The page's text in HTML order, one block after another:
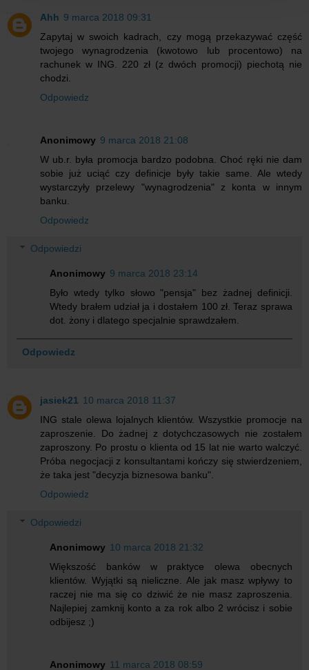
Ahh 9 marca 2018 09:31
Zapytaj w swoich kadrach, czy mogą przekazywać część
twojego wynagrodzenia (kwotowo lub procentowo) na
rachunek w ING. 220 zł (z dwóch promocji) piechotą nie
chodzi.
Odpowiedz
Anonimowy 9 marca 2018 21:08
W ub.r. była promocja bardzo podobna. Choć ręki nie dam
sobie już uciąć czy definicje były takie same. Ale wtedy
wystarczyły przelewy "wynagrodzenia" z konta w innym
banku.
Odpowiedz
Odpowiedzi
Anonimowy 9 marca 2018 23:14
Było wtedy tylko słowo "pensja" bez żadnej definicji.
Wtedy brałem udział ja i dostałem 100 zł. Teraz sprawa
dot. żony i dlatego specjalnie sprawdzałem.
Odpowiedz
jasiek21 10 marca 2018 11:37
ING stale olewa lojalnych klientów. Wszystkie promocje na
zaproszenie. Do żadnej z dotychczasowych nie zostałem
zaproszony. Po prostu o klienta od 15 lat nie warto walczyć.
Próba negocjacji z konsultantami kończy się stwierdzeniem,
że taka jest "decyzja biznesowa banku".
Odpowiedz
Odpowiedzi
Anonimowy 10 marca 2018 21:32
Większość banków w praktyce olewa obecnych
klientów. Wyjątki są nieliczne. Ale jak masz wpływy to
raczej nie ma się co dziwić że nie masz zaproszenia.
Najlepiej zamknij konto a za rok albo 2 wrócisz i sobie
odbijesz ;)
Anonimowy 11 marca 2018 08:59